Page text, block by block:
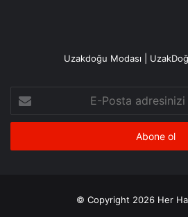
Uzakdoğu Modası |
Posta
adresinizi
© Copyright 2026 Her